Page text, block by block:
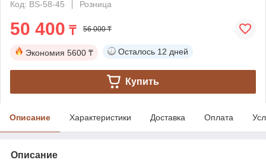
Код: BS-58-45
Розница
50 400 ₸ 56 000 ₸
Экономия 5600 ₸ Осталось 12 дней
Купить
Описание Характеристики Доставка Оплата
Описание